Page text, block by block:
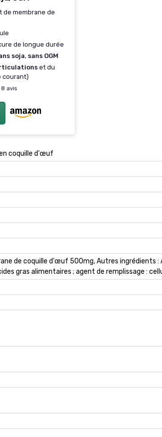
de membrane de
de longue durée
soja, sans OGM
et du
courant)
8 avis
coquille d'œuf
de coquille d'œuf 500mg, Autres ingrédients
gras alimentaires ; agent de remplissage :